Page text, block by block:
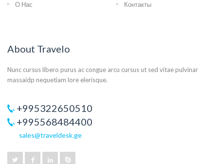
О Нас Контакты
About Travelo
Nunc cursus libero purus ac congue arcu cursus ut sed vitae pulvinar
massaidp nequetiam lore elerisque.
+995322650510
+995568484400
sales@traveldesk.ge